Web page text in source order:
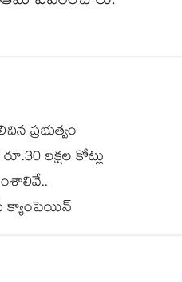
ప్రభుత్వం
లక్షల కోట్లు
క్యాంపెయిన్‌‌‌‌‌‌‌‌‌‌‌‌‌‌‌‌